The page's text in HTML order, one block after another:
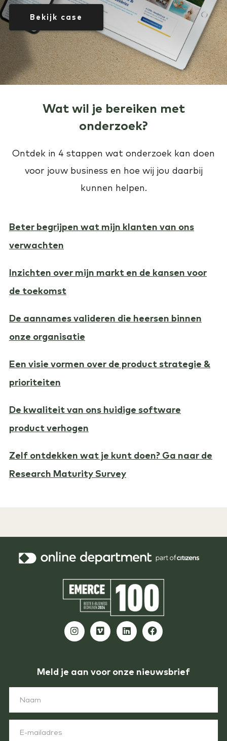
Bekijk case
Wat wil je bereiken met
onderzoek?
Ontdek in 4 stappen wat onderzoek kan doen
voor jouw business en hoe wij jou daarbij
kunnen helpen.
Beter begrijpen wat mijn klanten van ons
verwachten
Inzichten over mijn markt en de kansen voor
de toekomst
De aannames valideren die heersen binnen
onze organisatie
Een visie vormen over de product strategie &
prioriteiten
De kwaliteit van ons huidige software
product verhogen
Zelf ontdekken wat je kunt doen? Ga naar de
Research Maturity Survey
Meld je aan voor onze nieuwsbrief